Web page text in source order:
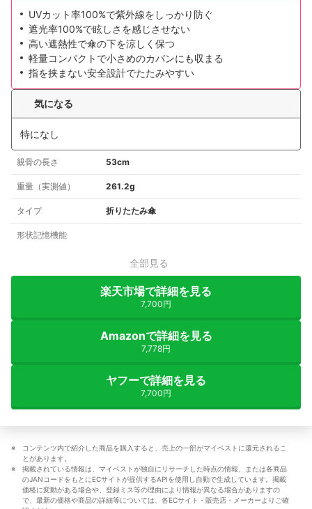
UVカット率100%で紫外線をしっかり防ぐ
遮光率100%で眩しさを感じさせない
高い遮熱性で傘の下を涼しく保つ
軽量コンパクトで小さめのカバンにも収まる
指を挟まない安全設計でたたみやすい
気になる
特になし
親骨の長さ 53cm
重量（実測値） 261.2g
タイプ 折りたたみ傘
形状記憶機能
全部見る
楽天市場で詳細を見る
7,700円
Amazonで詳細を見る
7,778円
ヤフーで詳細を見る
7,700円
コンテンツ内で紹介した商品を購入すると、売上の一部がマイベストに還元されるこ
とがあります。
掲載されている情報は、マイベストが独自にリサーチした時点の情報、または各商品
のJANコードをもとにECサイトが提供するAPIを使用し自動で生成しています。掲載
価格に変動がある場合や、登録ミス等の理由により情報が異なる場合がありますの
で、最新の価格や商品の詳細等については、各ECサイト・販売店・メーカーよりご確